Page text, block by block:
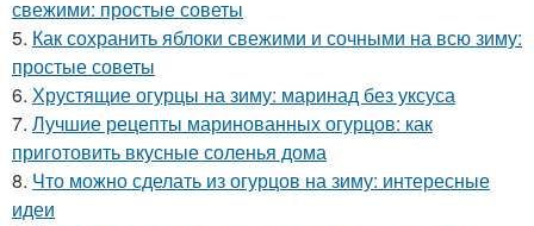
свежими: простые советы
5. Как сохранить яблоки свежими и сочными на всю зиму:
простые советы
6. Хрустящие огурцы на зиму: маринад без уксуса
7. Лучшие рецепты маринованных огурцов: как
приготовить вкусные соленья дома
8. Что можно сделать из огурцов на зиму: интересные
идеи